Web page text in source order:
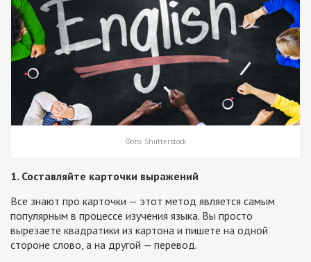
Фото: Shutterstock
1. Составляйте карточки выражений
Все знают про карточки — этот метод является самым
популярным в процессе изучения языка. Вы просто
вырезаете квадратики из картона и пишете на одной
стороне слово, а на другой — перевод.